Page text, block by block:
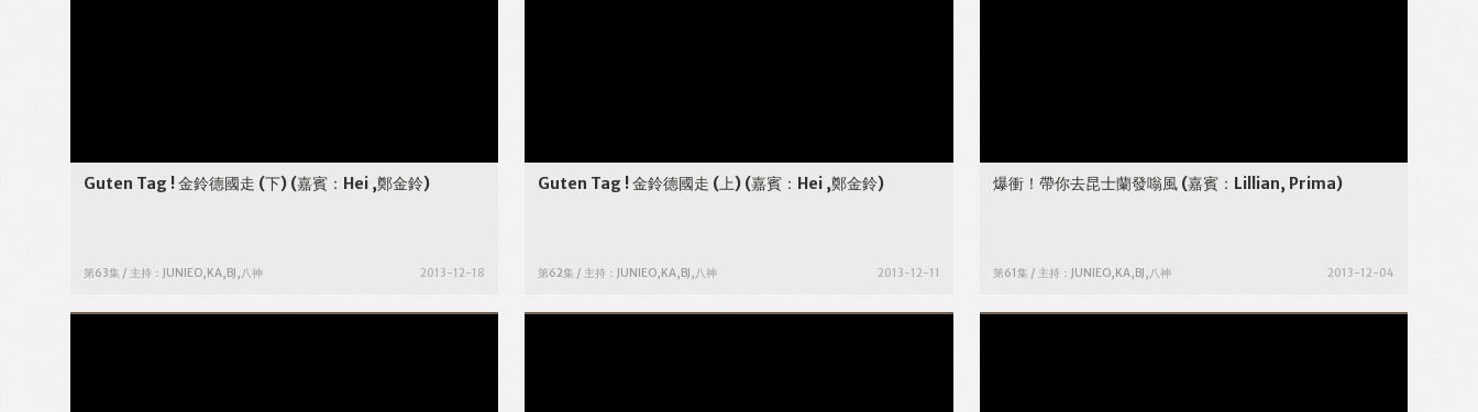
Guten Tag ! 金鈴德國走 (下) (嘉賓：Hei ,鄭金鈴)
第63集 / 主持：JUNIEO,KA,BJ,八神 2013-12-18
Guten Tag ! 金鈴德國走 (上) (嘉賓：Hei ,鄭金鈴)
第62集 / 主持：JUNIEO,KA,BJ,八神 2013-12-11
爆衝！帶你去昆士蘭發嗡風(嘉賓：Lillian, Prima)
第61集 / 主持：JUNIEO,KA,BJ,八神 2013-12-04